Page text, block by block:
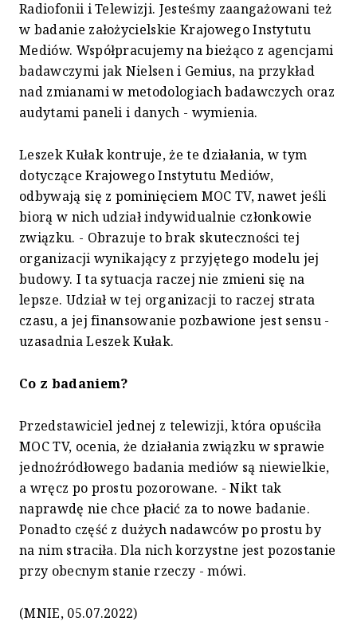
Radiofonii i Telewizji. Jesteśmy zaangażowani też
w badanie założycielskie Krajowego Instytutu
Mediów. Współpracujemy na bieżąco z agencjami
badawczymi jak Nielsen i Gemius, na przykład
nad zmianami w metodologiach badawczych oraz
audytami paneli i danych - wymienia.
Leszek Kułak kontruje, że te działania, w tym
dotyczące Krajowego Instytutu Mediów,
odbywają się z pominięciem MOC TV, nawet jeśli
biorą w nich udział indywidualnie członkowie
związku. - Obrazuje to brak skuteczności tej
organizacji wynikający z przyjętego modelu jej
budowy. I ta sytuacja raczej nie zmieni się na
lepsze. Udział w tej organizacji to raczej strata
czasu, a jej finansowanie pozbawione jest sensu -
uzasadnia Leszek Kułak.
Co z badaniem?
Przedstawiciel jednej z telewizji, która opuściła
MOC TV, ocenia, że działania związku w sprawie
jednoźródłowego badania mediów są niewielkie,
a wręcz po prostu pozorowane. - Nikt tak
naprawdę nie chce płacić za to nowe badanie.
Ponadto część z dużych nadawców po prostu by
na nim straciła. Dla nich korzystne jest pozostanie
przy obecnym stanie rzeczy - mówi.
(MNIE, 05.07.2022)